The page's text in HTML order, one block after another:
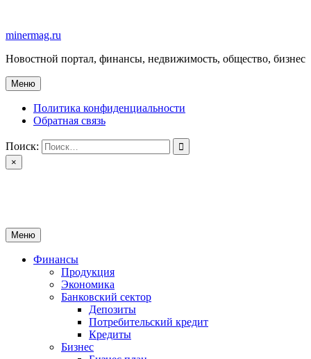
содержимому
minermag.ru
Новостной портал, финансы, недвижимость, общество, бизнес
Меню
Политика конфиденциальности
Обратная связь
Поиск:
×
Меню
Финансы
Продукция
Экономика
Банковский сектор
Депозиты
Потребительский кредит
Кредиты
Бизнес